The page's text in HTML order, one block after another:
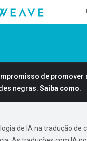
de promover
negras. Saiba como.
de IA na tradução de